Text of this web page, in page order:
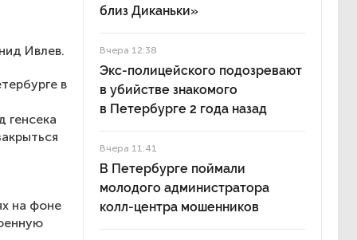
Ивлев.
в
генсека
на фоне
близ Диканьки»
Вчера 12:38
Экс-полицейского подозревают
в убийстве знакомого
в Петербурге 2 года назад
Вчера 11:41
В Петербурге поймали
молодого администратора
колл-центра мошенников